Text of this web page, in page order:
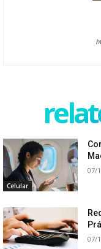
Celular
07/
07/